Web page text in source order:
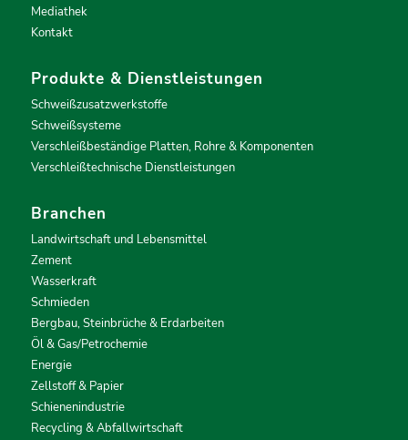
Mediathek
Kontakt
Produkte & Dienstleistungen
Schweißzusatzwerkstoffe
Schweißsysteme
Verschleißbeständige Platten, Rohre & Komponenten
Verschleißtechnische Dienstleistungen
Branchen
Landwirtschaft und Lebensmittel
Zement
Wasserkraft
Schmieden
Bergbau, Steinbrüche & Erdarbeiten
Öl & Gas/Petrochemie
Energie
Zellstoff & Papier
Schienenindustrie
Recycling & Abfallwirtschaft